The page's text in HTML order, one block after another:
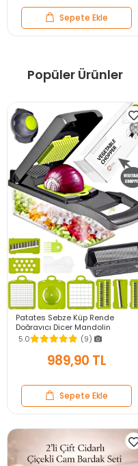
Sepete Ekle
Popüler Ürünler
Patates Sebze Küp Rende
Doğrayıcı Dicer Mandolin
Dilimleyici Jülyen Kesici
Vegetable Chopper Seti
5.0 (9)
989,90 TL
Sepete Ekle